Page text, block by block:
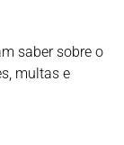
saber sobre o
multas e